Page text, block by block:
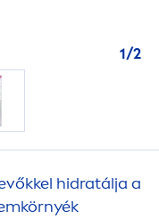
1/2
hidratálja a